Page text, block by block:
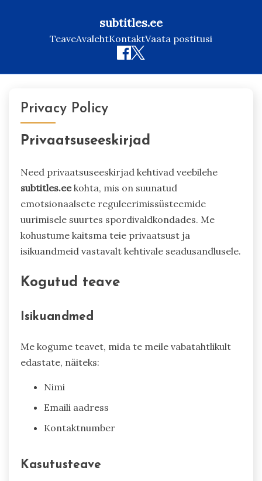
subtitles.ee
TeaveAvalehtKontaktVaata postitusi
contentPrivacy Policy
Privaatsuseeskirjad
Need privaatsuseeskirjad kehtivad veebilehe
subtitles.eekohta, mis on suunatud
emotsionaalsete reguleerimissüsteemide
uurimisele suurtes spordivaldkondades. Me
kohustume kaitsma teie privaatsust ja
isikuandmeid vastavalt kehtivale seadusandlusele.
Kogutud teave
Isikuandmed
Me kogume teavet, mida te meile vabatahtlikult
edastate, näiteks:
Nimi
Emaili aadress
Kontaktnumber
Kasutusteave